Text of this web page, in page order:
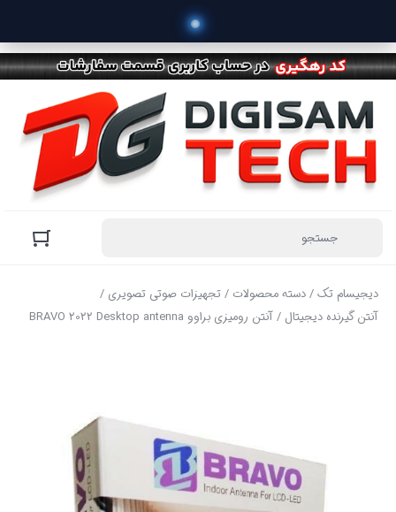
دیجیسام تک/دسته محصولات /تجهیزات صوتی تصویری /
آنتن گیرنده دیجیتال / آنتن رومیزی براوو BRAVO 2022 Desktop antenna